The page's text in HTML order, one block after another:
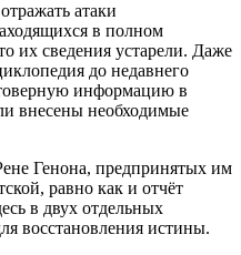
атаки
в полном
их сведения устарели. Даже
до недавнего
информацию в
внесены необходимые
Генона, предпринятых им
равно как и отчёт
в двух отдельных
восстановления истины.